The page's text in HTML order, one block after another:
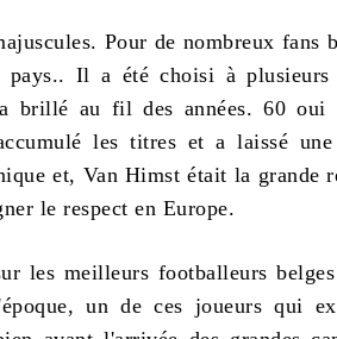
Pour de nombreux fans
Il a été choisi à plusieurs
brillé au fil des années. 60 oui
les titres et a laissé une
et, Van Himst était la grande
le respect en Europe.
les meilleurs footballeurs
un de ces joueurs qui